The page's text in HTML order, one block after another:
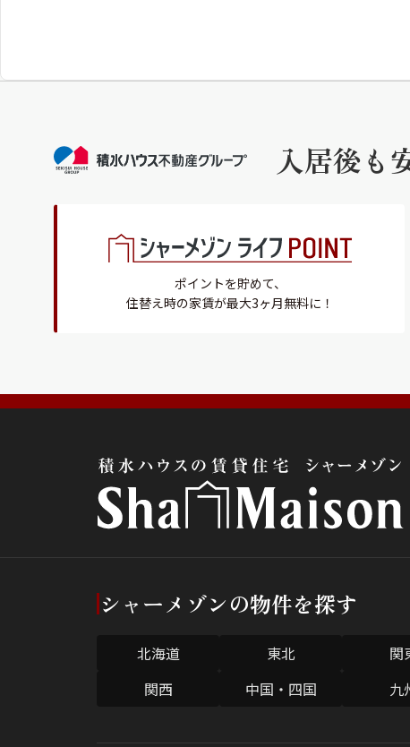
入居後も
ポイントを貯めて、
住替え時の家賃が最大3ヶ月無料に！
シャーメゾンの物件を探す
北海道 東北 関
関西
中国・四国 九